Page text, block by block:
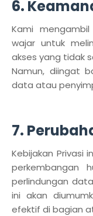
6.
Kami
wajar untuk
akses yang tidak
Namun, diingat
data atau
7.
Kebijakan Privasi
perkembangan
perlindungan
ini akan
efektif di bagian